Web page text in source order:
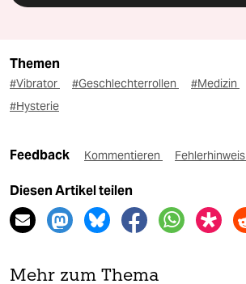
Themen
#Vibrator #Geschlechterrollen #Medizin
#Hysterie
Feedback Kommentieren Fehlerhinweis
Diesen Artikel teilen
Mehr zum Thema